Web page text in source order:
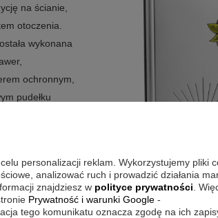
na ścianie,
otoczenia.
wykonana
ochronnym,
pudełku
oraz
z
personalizacji reklam. Wykorzystujemy pliki
analizować ruch i prowadzić działania
znajdziesz w polityce prywatności .
Prywatność i warunki Google -
tego komunikatu oznacza zgodę na ich